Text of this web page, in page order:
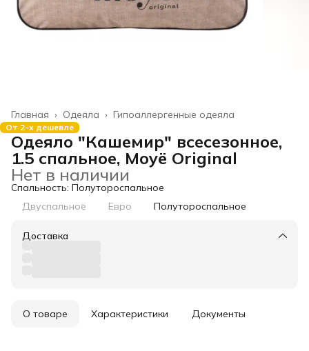
Гипоаллергенные одеяла
Одеяла ›
Главная ›
От 2-х дешевле
Одеяло "Кашемир" всесезонное,
1.5 спальное, Moyё Original
Нет в наличии
Спальность: Полутороспальное
Двуспальное
Евро Полутороспальное
Доставка
О товаре Характеристики Документы